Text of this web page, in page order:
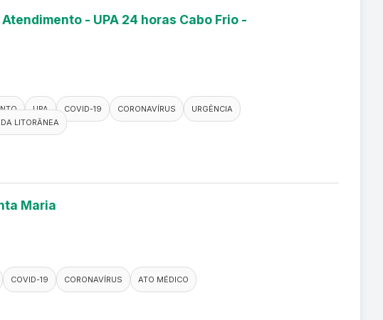
- UPA 24 horas Cabo Frio -
UPA COVID-19 CORONAVÍRUS
URGÊNCIA
LITORÂNEA
Maria
COVID-19 CORONAVÍRUS
ATO MÉDICO